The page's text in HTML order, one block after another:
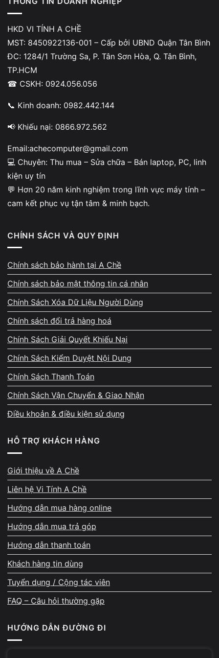
Không phải mọi trường hợp phím Fn không hoạt động đều
nghiêm trọng. Tuy nhiên, bạn nên phân biệt các trường
hợp sau.
Trường hợp lỗi nhẹ:
Driver bàn phím bị lỗi
Những lỗi này thường có thể xử lý bằng cách cài lại driver
hoặc phần mềm hệ thống.
Trường hợp cần sửa ngay:
Bàn phím laptop bị hỏng
Laptop từng bị vô nước
Những trường hợp này cần được kiểm tra phần cứng để
tránh lỗi lan sang các linh kiện khác.
Vi Tính A Chề sửa phím Fn laptop Asus
không hoạt động như thế nào?
Vi Tính A Chề nhận sửa tất cả các
lỗi phím Fn không hoạt độngtrên các dòng máy như
Vivobook, Zenbook, TUF Gaming và ROG.
Quy trình thực hiện gồm:
Kiểm tra bàn phím và driver hệ thống
Xác định nguyên nhân gây lỗi
Cài lại driver hoặc phần mềm Asus nếu cần
Sửa hoặc thay bàn phím khi bị lỗi phần cứng
Kiểm tra lại toàn bộ hệ thống trước khi bàn giao
Kiểm tra máy miễn phí
HKD VI TÍNH A CHỀ
MST: 8450922136-001 – Cấp bởi UBND Quận Tân Bình
ĐC: 1284/1 Trường Sa, P. Tân Sơn Hòa, Q. Tân Bình,
TP.HCM
☎ CSKH: 0924.056.056
📞 Kinh doanh: 0982.442.144
📢 Khiếu nại: 0866.972.562
Email:achecomputer@gmail.com
💻 Chuyên: Thu mua – Sửa chữa – Bán laptop, PC, linh
kiện uy tín
💬 Hơn 20 năm kinh nghiệm trong lĩnh vực máy tính –
cam kết phục vụ tận tâm & minh bạch.
CHÍNH SÁCH VÀ QUY ĐỊNH
Chính sách bảo hành tại A Chề
Chính sách bảo mật thông tin cá nhân
Chính Sách Xóa Dữ Liệu Người Dùng
Chính sách đổi trả hàng hoá
Chính Sách Giải Quyết Khiếu Nại
Chính Sách Kiểm Duyệt Nội Dung
Chính Sách Thanh Toán
Chính Sách Vận Chuyển & Giao Nhận
Điều khoản & điều kiện sử dụng
HỖ TRỢ KHÁCH HÀNG
Giới thiệu về A Chề
Liên hệ Vi Tính A Chề
Hướng dẫn mua hàng online
Hướng dẫn mua trả góp
Hướng dẫn thanh toán
Khách hàng tin dùng
Tuyển dụng / Cộng tác viên
FAQ – Câu hỏi thường gặp
HƯỚNG DẪN ĐƯỜNG ĐI